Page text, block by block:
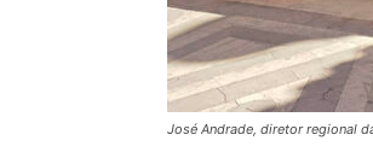
José Andrade, diretor regional